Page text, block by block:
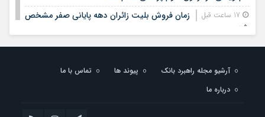
زمان فروش بلیت زائران دهه پایانی صفر مشخص
شد
20 ساعت قبل
مدیرعامل بانک سپه فرارسیدن روز خبرنگار را به
بیمه معلم سیناد ۱۴۰۵ | ورود به سامانه سیناد بیمه
معلم و پیگیری خسارت درمان تکمیلی | لینک مستقیم و راهنمای
آرشیو مجله راهبرد بانک پیوند ها
تماس با ما
درباره ما